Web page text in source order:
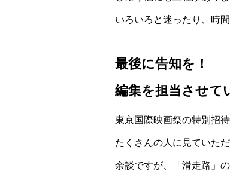
いろいろと迷ったり、時
最後に告知を！
編集を担当させて
東京国際映画祭の特別招
たくさんの人に見ていた
余談ですが、「滑走路」